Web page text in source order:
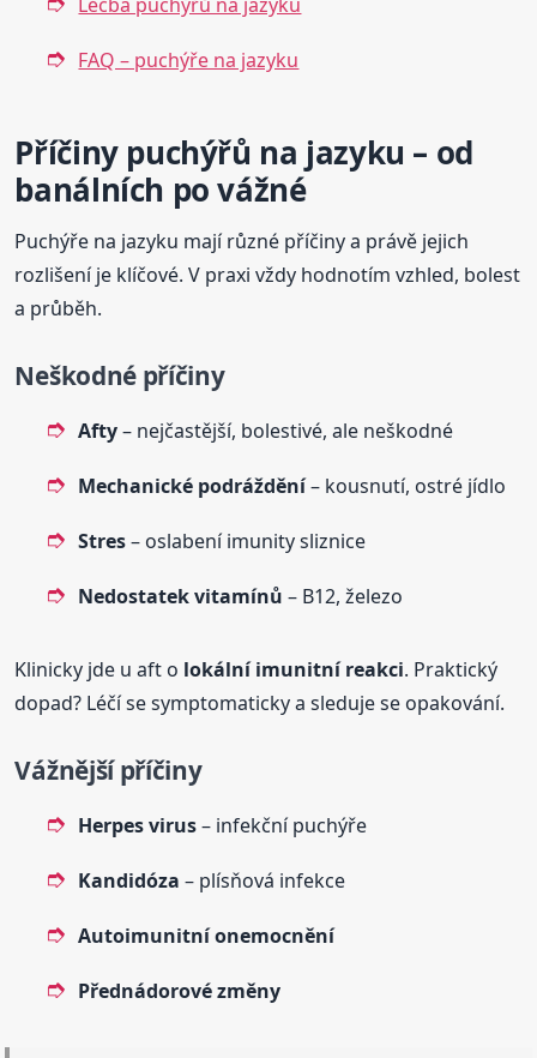
FAQ – puchýře na jazyku
Příčiny puchýřů na jazyku – od
banálních po vážné
Puchýře na jazyku mají různé příčiny a právě jejich
rozlišení je klíčové. V praxi vždy hodnotím vzhled, bolest
a průběh.
Neškodné příčiny
Afty– nejčastější, bolestivé, ale neškodné
Mechanické podráždění– kousnutí, ostré jídlo
Stres– oslabení imunity sliznice
Nedostatek vitamínů – B12, železo
Klinicky jde u aft o lokální imunitní reakci. Praktický
dopad? Léčí se symptomaticky a sleduje se opakování.
Vážnější příčiny
Herpes virus– infekční puchýře
Kandidóza – plísňová infekce
Autoimunitní onemocnění
Přednádorové změny